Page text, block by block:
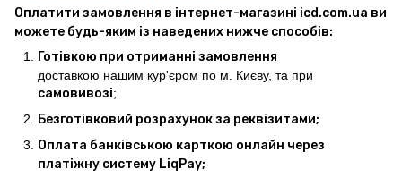
Оплатити замовлення в інтернет-магазині icd.com.ua ви
можете будь-яким із наведених нижче способів:
Готівкою при отриманні замовлення
доставкою нашим кур'єром по м. Києву, та при
самовивозі;
Безготівковий розрахунок за реквізитами;
Оплата банківською карткою онлайн через
платіжну систему LiqPay;